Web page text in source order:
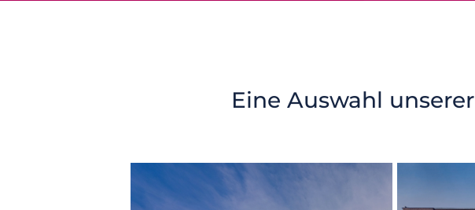
Eine Auswahl unserer